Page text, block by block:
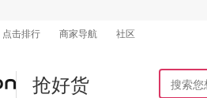
点击排行 商家导航 社区
抢好货